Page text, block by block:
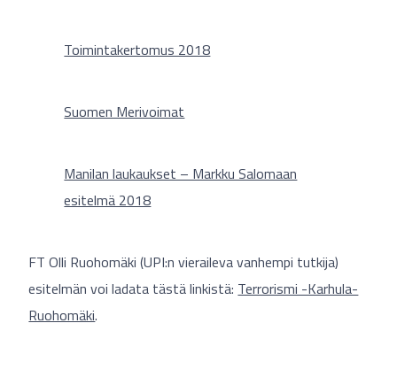
Toimintakertomus 2018
Suomen Merivoimat
Manilan laukaukset – Markku Salomaan
esitelmä 2018
FT Olli Ruohomäki (UPI:n vieraileva vanhempi tutkija)
esitelmän voi ladata tästä linkistä: Terrorismi -Karhula-
Ruohomäki.